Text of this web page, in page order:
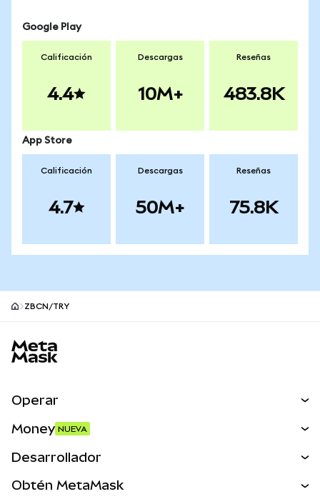
Google Play
Calificación
4.4
Descargas
10M+
Reseñas
483.8K
App Store
Calificación
4.7
Descargas
50M+
Reseñas
75.8K
ZBCN/TRY
Operar
Activos del mundo real
Money NUEVA
Desarrollador
Obtén MetaMask